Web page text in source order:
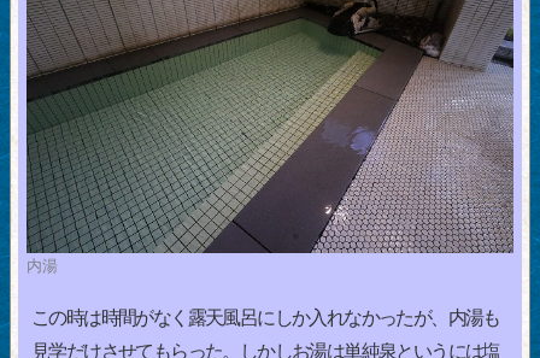
内湯
この時は時間がなく露天風呂にしか入れなかったが、内湯も
見学だけさせてもらった。しかしお湯は単純泉というには塩